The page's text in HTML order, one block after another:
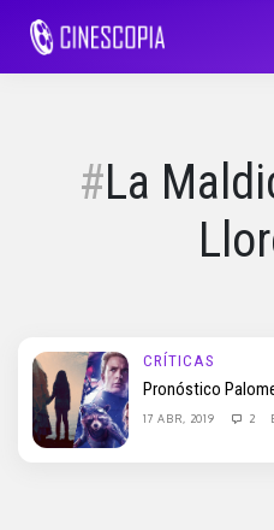
La
CRÍTICAS
Pronóstico
17 ABR, 2019 2